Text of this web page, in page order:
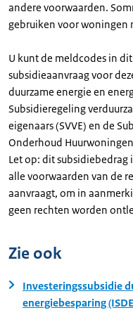
andere voorwaarden.
gebruiken voor woningen
U kunt de meldcodes in
subsidieaanvraag voor
duurzame energie en
Subsidieregeling
eigenaars (SVVE) en de
Onderhoud Huurwoningen
Let op: dit subsidiebedrag
alle voorwaarden van de
aanvraagt, om in
geen rechten worden
Zie ook
Investeringssubsidie
energiebesparing